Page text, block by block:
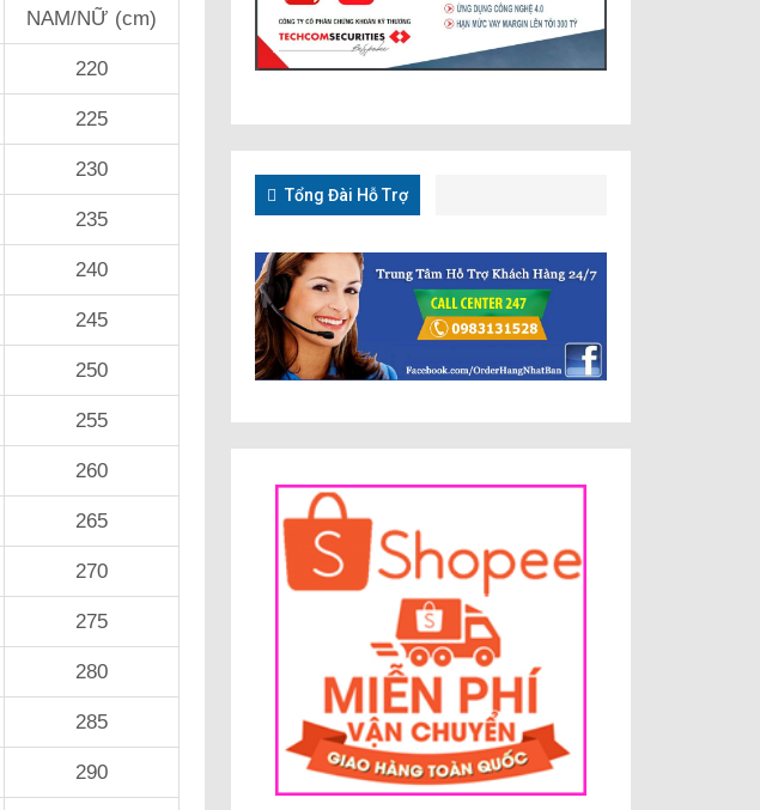
NAM/NỮ (cm)
220
225
230
235
240
245
250
255
260
265
270
275
280
285
290
Tổng Đài Hỗ Trợ